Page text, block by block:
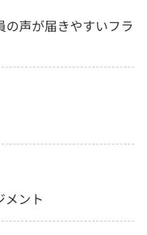
の声が届きやすいフラ
メント